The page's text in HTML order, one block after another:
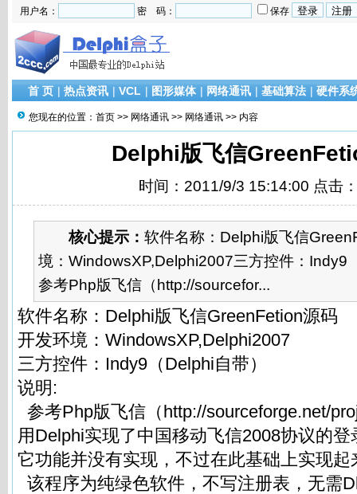
用户名： 密 码： 保存
首 页 | 热点资讯 | VCL | 图形媒体 | 网络通讯 | 基础算法 | 硬件系
您现在的位置： 首页 >> 网络通讯 >> 网络通讯 >> 内容
Delphi版飞信
时间：2011/9/3 15:14:00 点击
核心提示： 软件名称：Delphi版飞信
境：WindowsXP,Delphi2007三方控件：Indy9
参考Php版飞信（http://sourcefor...
软件名称：Delphi版飞信GreenFetion源码
开发环境：WindowsXP,Delphi2007
三方控件：Indy9（Delphi自带）
说明:
参考Php版飞信（http://sourceforge.net/
用Delphi实现了中国移动飞信2008协议的
它功能并没有实现，不过在此基础上实现
该程序为纯绿色软件，不写注册表，无需